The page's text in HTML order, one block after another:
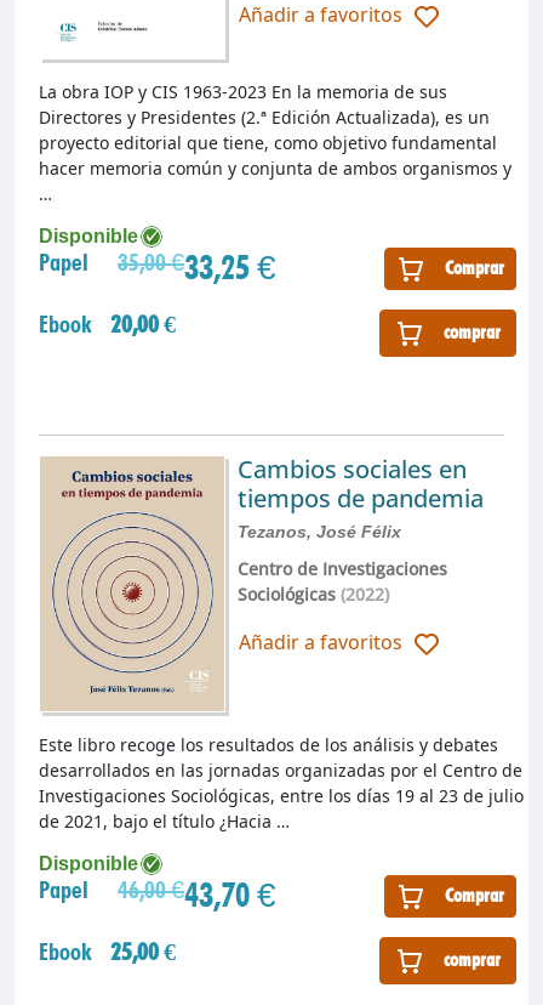
Añadir a favoritos
Disponible
Papel 35,00 €33,25 € Comprar
Ebook 20,00 € comprar
La obra IOP y CIS 1963-2023 En la memoria de sus
Directores y Presidentes (2.ª Edición Actualizada), es un
proyecto editorial que tiene, como objetivo fundamental
hacer memoria común y conjunta de ambos organismos y
…
Cambios sociales en
tiempos de pandemia
Tezanos, José Félix
Centro de Investigaciones
Sociológicas(2022)
Añadir a favoritos
Disponible
Papel 46,00 €43,70 € Comprar
Ebook 25,00 € comprar
Este libro recoge los resultados de los análisis y debates
desarrollados en las jornadas organizadas por el Centro de
Investigaciones Sociológicas, entre los días 19 al 23 de julio
de 2021, bajo el título ¿Hacia …